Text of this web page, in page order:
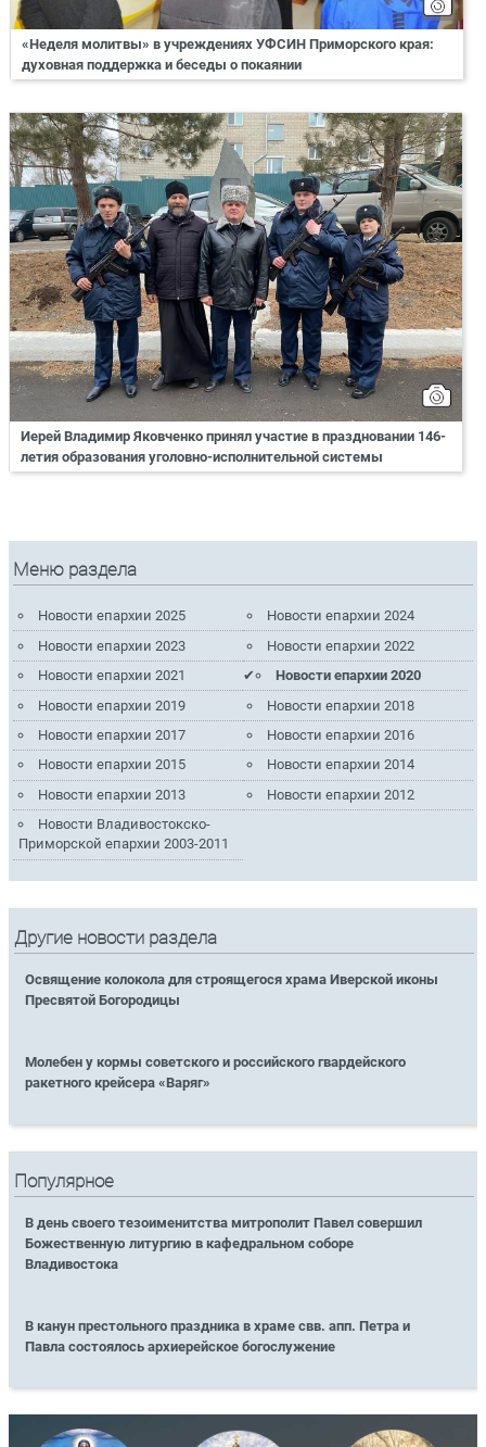
«Неделя молитвы» в учреждениях УФСИН Приморского края:
духовная поддержка и беседы о покаянии
Иерей Владимир Яковченко принял участие в праздновании 146-
летия образования уголовно-исполнительной системы
Меню раздела
Новости епархии 2025
Новости епархии 2024
Новости епархии 2023
Новости епархии 2022
Новости епархии 2021
Новости епархии 2020
Новости епархии 2019
Новости епархии 2018
Новости епархии 2017
Новости епархии 2016
Новости епархии 2015
Новости епархии 2014
Новости епархии 2013
Новости епархии 2012
Новости Владивостокско-
Приморской епархии 2003-2011
Другие новости раздела
Освящение колокола для строящегося храма Иверской иконы
Пресвятой Богородицы
Молебен у кормы советского и российского гвардейского
ракетного крейсера «Варяг»
Популярное
В день своего тезоименитства митрополит Павел совершил
Божественную литургию в кафедральном соборе
Владивостока
В канун престольного праздника в храме свв. апп. Петра и
Павла состоялось архиерейское богослужение